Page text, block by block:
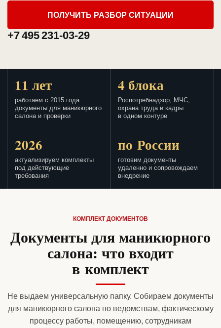
ПОЛУЧИТЬ РАЗБОР СИТУАЦИИ
+7 495 231-03-29
11 лет
работаем с 2015 года:
документы для маникюрного
салона и проверки
4 блока
Роспотребнадзор, МЧС,
охрана труда и кадры
в одном контуре
2026
актуализируем комплекты
под действующие
требования
по России
готовим документы
удаленно и сопровождаем
внедрение
КОМПЛЕКТ ДОКУМЕНТОВ
Документы для маникюрного
салона: что входит
в комплект
Не выдаем универсальную папку. Собираем документы
для маникюрного салона по ведомствам, фактическому
процессу работы, помещению, сотрудникам